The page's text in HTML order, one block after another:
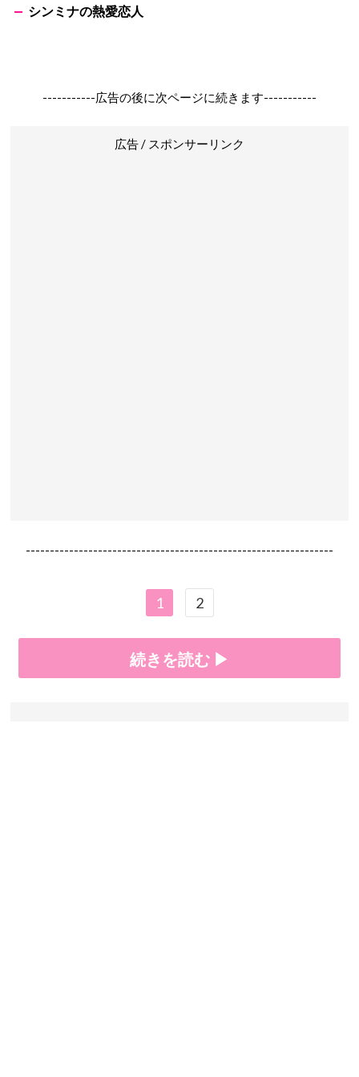
シンミナの熱愛恋人
-----------広告の後に次ページに続きます-----------
広告 / スポンサーリンク
----------------------------------------------------------------
1 2
続きを読む ▶